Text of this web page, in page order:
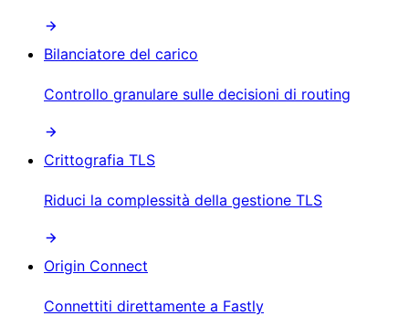
Bilanciatore del carico
Controllo granulare sulle decisioni di routing
Crittografia TLS
Riduci la complessità della gestione TLS
Origin Connect
Connettiti direttamente a Fastly